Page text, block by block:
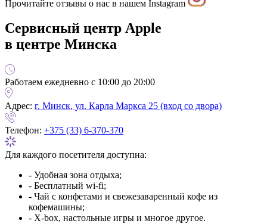
Прочитайте отзывы о нас в нашем Instagram
Сервисный центр Apple
в центре Минска
Работаем ежедневно с 10:00 до 20:00
Адрес: г. Минск, ул. Карла Маркса 25 (вход со двора)
Телефон: +375 (33) 6-370-370
Для каждого посетителя доступна:
- Удобная зона отдыха;
- Бесплатный wi-fi;
- Чай с конфетами и свежезаваренный кофе из
кофемашины;
- X-box, настольные игры и многое другое.